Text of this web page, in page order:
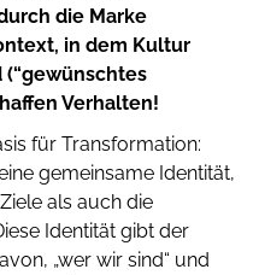
die Marke
in dem Kultur
Verhalten!
für Transformation:
gemeinsame Identität,
als auch die
Identität gibt der
„wer wir sind“ und